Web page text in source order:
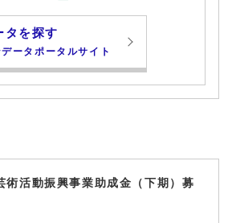
タを探す
ータポータルサイト
術活動振興事業助成金（下期）募